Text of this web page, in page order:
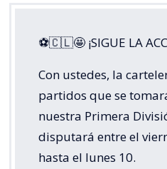
⚽🇨🇱🤩 ¡SIGUE LA
Con ustedes, la
partidos que se
nuestra Primera
disputará entre el
hasta el lunes 10.